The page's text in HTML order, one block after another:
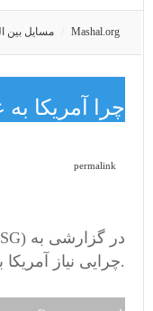
Mashal.org مسایل بین
چرا آمریکا
permalink
چرایی نیاز آمریکا به عربستان سعودی پرداخته است.